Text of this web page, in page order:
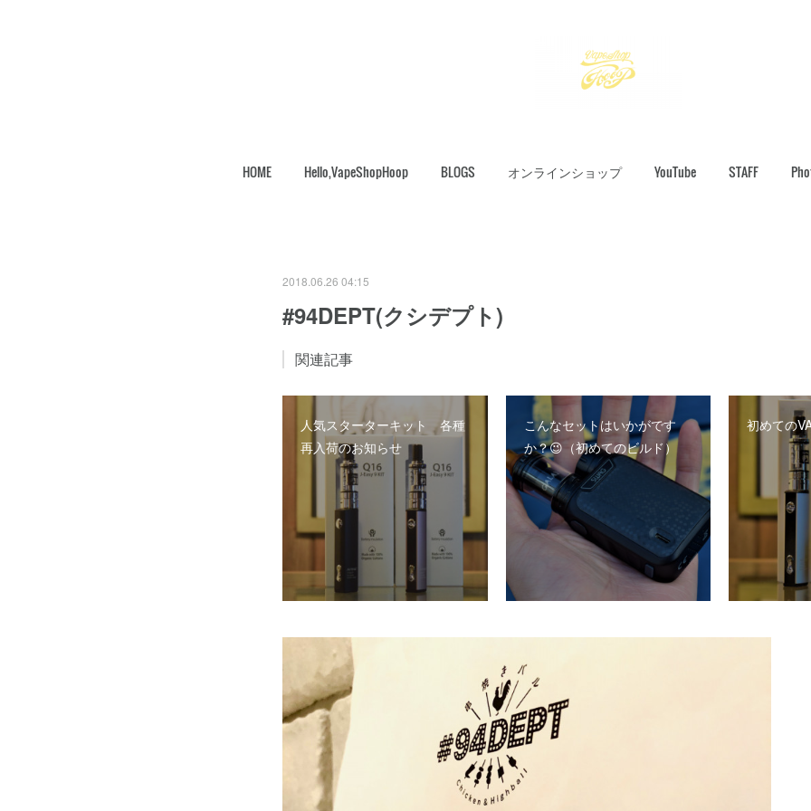
HOME Hello,VapeShopHoop BLOGS オンラインショップ YouTube STAFF
2018.06.26 04:15
#94DEPT(クシデプト)
関連記事
人気スターターキット 各種
再入荷のお知らせ
こんなセットはいかがです
か？😉（初めてのビルド）
初めての